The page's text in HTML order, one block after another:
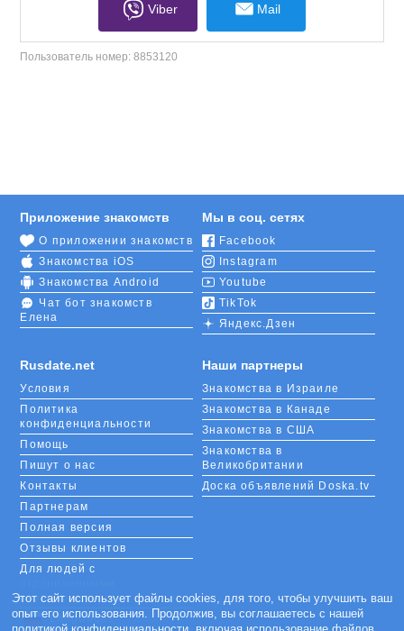
Viber Mail
Пользователь номер:8853120
Rusdate.net
Условия
Политика
конфиденциальности
Помощь
Пишут о нас
Контакты
Партнерам
Полная версия
Отзывы клиентов
Для людей с
возможностями
Languages
Приложение знакомств
О приложении знакомств
Знакомства iOS
Знакомства Android
Чат бот знакомств
Елена
Мы в соц. сетях
Facebook
Instagram
Youtube
TikTok
Яндекс.Дзен
Наши партнеры
Знакомства в Израиле
Знакомства в Канаде
Знакомства в США
Знакомства в
Великобритании
Доска объявлений Doska.tv
Этот сайт использует файлы cookies, для того, чтобы улучшить ваш
опыт его использования. Продолжив, вы соглашаетесь с нашей